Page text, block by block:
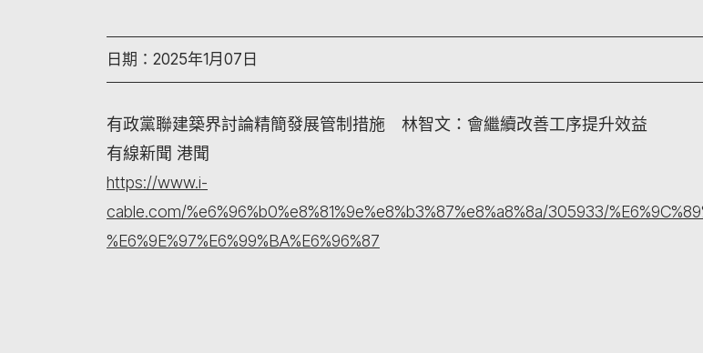
日期：2025年1月07日
有政黨聯建築界討論精簡發展管制措施 林智文：會繼續改善工序提升效益
有線新聞 港聞
https://www.i-
cable.com/%e6%96%b0%e8%81%9e%e8%b3%87%e8%a8%8a/305933/
%E6%9E%97%E6%99%BA%E6%96%87